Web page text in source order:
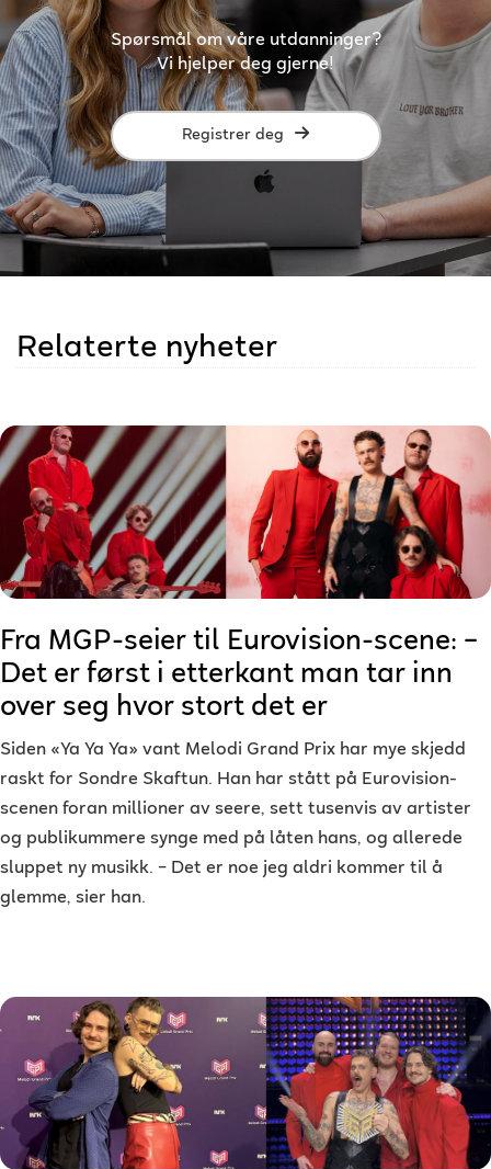
Spørsmål om våre utdanninger?
Vi hjelper deg gjerne!
Registrer deg
Relaterte nyheter
Fra MGP-seier til Eurovision-scene: –
Det er først i etterkant man tar inn
over seg hvor stort det er
Siden «Ya Ya Ya» vant Melodi Grand Prix har mye skjedd
raskt for Sondre Skaftun. Han har stått på Eurovision-
scenen foran millioner av seere, sett tusenvis av artister
og publikummere synge med på låten hans, og allerede
sluppet ny musikk. – Det er noe jeg aldri kommer til å
glemme, sier han.